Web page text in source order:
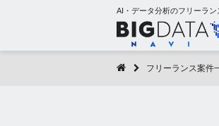
AI・データ分析のフリーラ
フリーランス案件